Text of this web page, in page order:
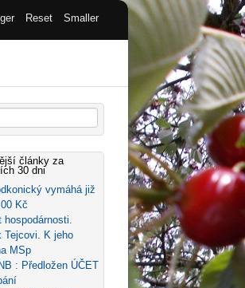
Reset Smaller
články za
30 dni
vymáhá již
Kč
hospodárnosti.
Tejcovi. K jeho
MSp
: Předložen ÚČET